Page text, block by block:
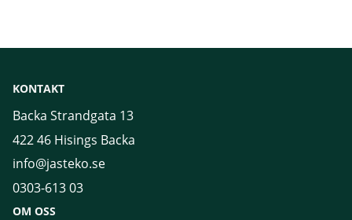
KONTAKT
Backa Strandgata 13
422 46 Hisings Backa
info@jasteko.se
0303-613 03
OM OSS